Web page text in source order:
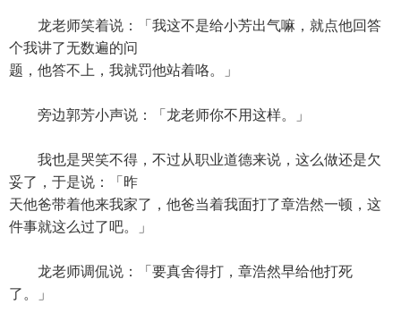
龙老师笑着说：「我这不是给小芳出气嘛，就点他回答
个我讲了无数遍的问
题，他答不上，我就罚他站着咯。」
旁边郭芳小声说：「龙老师你不用这样。」
我也是哭笑不得，不过从职业道德来说，这么做还是欠
妥了，于是说：「昨
天他爸带着他来我家了，他爸当着我面打了章浩然一顿，这
件事就这么过了吧。」
龙老师调侃说：「要真舍得打，章浩然早给他打死
了。」